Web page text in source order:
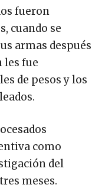
fueron
cuando se
armas después
les fue
de pesos y los
como
del
meses.